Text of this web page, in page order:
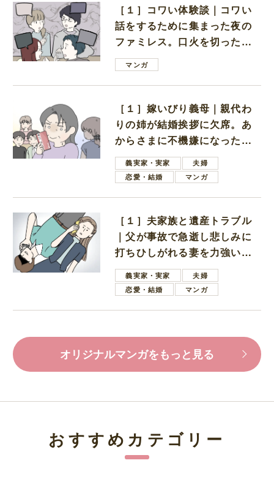
［１］コワい体験談｜コワい
話をするために集まった夜の
ファミレス。口火を切ったの
は電車好きの男の子ママ
マンガ
［１］嫁いびり義母｜親代わ
りの姉が結婚挨拶に欠席。あ
からさまに不機嫌になった義
母義実家・実家
夫婦
恋愛・結婚
マンガ
［１］夫家族と遺産トラブル
｜父が事故で急逝し悲しみに
打ちひしがれる妻を力強い言
葉で励ます夫
義実家・実家
夫婦
恋愛・結婚
マンガ
オリジナルマンガをもっと見る
おすすめカテゴリー